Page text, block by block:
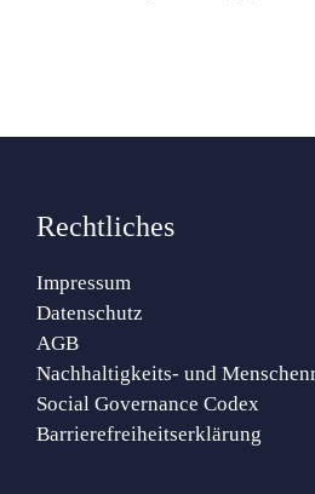
Rechtliches
Impressum
Datenschutz
AGB
Nachhaltigkeits- und
Social Governance Codex
Barrierefreiheitserklärung